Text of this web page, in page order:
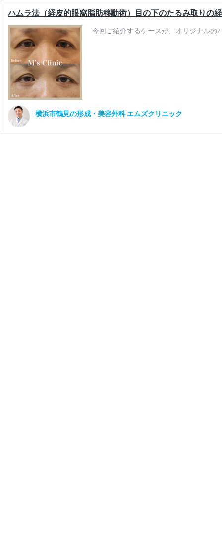
ハムラ法（経皮的眼窩脂肪移動術）目の下のたるみ取りの
今回ご紹介するケースが、オリジナル
横浜市鶴見の形成・美容外科 エムズクリニック